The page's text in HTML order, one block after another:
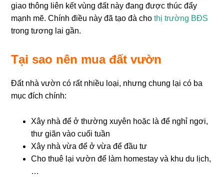
giao thông liên kết vùng đất này đang được thúc đẩy
mạnh mẽ. Chính điều này đã tạo đà chothị trường BĐS
trong tương lai gần.
Tại sao nên mua đất vườn
Đất nhà vườn có rất nhiều loại, nhưng chung lại có ba
mục đích chính:
Xây nhà để ở thường xuyên hoặc là để nghỉ ngơi,
thư giãn vào cuối tuần
Xây nhà vừa để ở vừa để đầu tư
Cho thuê lại vườn để làm homestay và khu du lịch,
…